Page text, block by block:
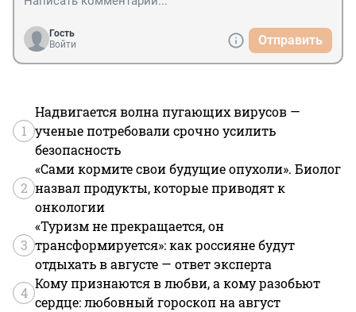
Гость
Войти
Отправить
1
Надвигается волна пугающих вирусов —
ученые потребовали срочно усилить
безопасность
2
«Сами кормите свои будущие опухоли». Биолог
назвал продукты, которые приводят к
онкологии
3
«Туризм не прекращается, он
трансформируется»: как россияне будут
отдыхать в августе — ответ эксперта
4
Кому признаются в любви, а кому разобьют
сердце: любовный гороскоп на август